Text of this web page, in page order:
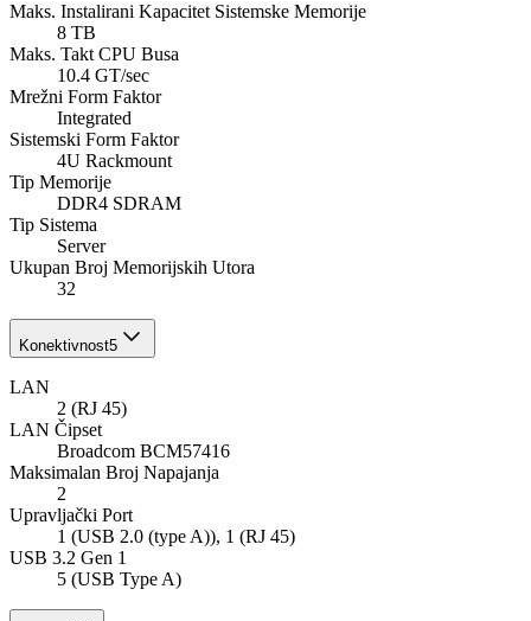
Maks. Instalirani Kapacitet Sistemske Memorije
8 TB
Maks. Takt CPU Busa
10.4 GT/sec
Mrežni Form Faktor
Integrated
Sistemski Form Faktor
4U Rackmount
Tip Memorije
DDR4 SDRAM
Tip Sistema
Server
Ukupan Broj Memorijskih Utorа
32
Konektivnost5
LAN
2 (RJ 45)
LAN Čipset
Broadcom BCM57416
Maksimalan Broj Napajanja
2
Upravljački Port
1 (USB 2.0 (type A)), 1 (RJ 45)
USB 3.2 Gen 1
5 (USB Type A)